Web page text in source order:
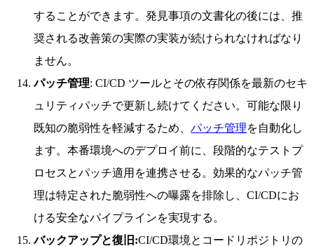
することができます。発見事項の文書化の後には、推
奨される改善策の実際の実装が続けられなければなり
ません。
パッチ管理: CI/CD ツールとその依存関係を最新のセキ
ュリティパッチで更新し続けてください。可能な限り
既知の脆弱性を軽減するため、 パッチ管理を自動化し
ます。本番環境へのデプロイ前に、段階的なテストプ
ロセスとパッチ適用を連携させる。効果的なパッチ管
理は特定された脆弱性への曝露を排除し、CI/CDにお
ける安全なパイプラインを実現する。
バックアップと復旧:CI/CD環境とコードリポジトリの